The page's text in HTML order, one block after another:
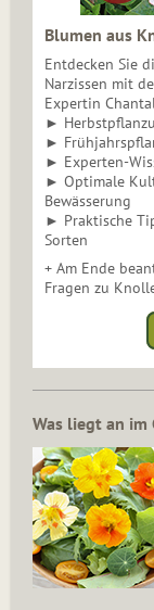
Blumen aus
Entdecken Sie
Narzissen mit
Expertin
►
►
► Experten-
► Optimale
Bewässerung
► Praktische
Sorten
+ Am Ende
Fragen zu
Was liegt an im